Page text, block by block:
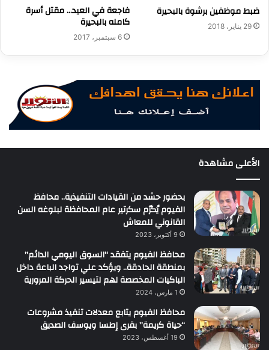
ضبط موظفين برشوة بالبحيرة
29 يناير، 2018
فاجعة في العيد… مقتل أسرة
كامله بالبحيرة
6 سبتمبر، 2017
الأعلى مشاهدة
بحضور حشد من القيادات التنفيذية.. محافظ
الفيوم يُكرّم سكرتير عام المحافظة لبلوغه السن
القانوني للمعاش
9 أكتوبر، 2023
محافظ الفيوم يتفقد “السوق اليومي الدائم”
بمنطقة الحادقة.. ويؤكد علي تواجد الباعة داخل
الباكيات المخصصة لهم لتيسير الحركة المرورية
1 مارس، 2024
محافظ الفيوم يتابع معدلات تنفيذ مشروعات
“حياة كريمة” بقرى إطسا ويوسف الصديق
19 أغسطس، 2023